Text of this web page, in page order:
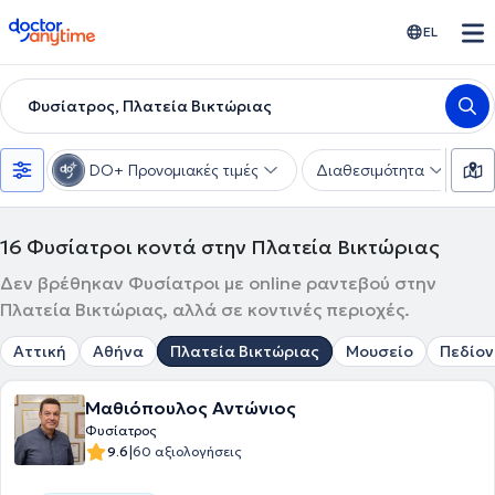
doctoranytime EL
Φυσίατρος, Πλατεία Βικτώριας
DO+ Προνομιακές τιμές Διαθεσιμότητα
16 Φυσίατροι κοντά στην Πλατεία Βικτώριας
Δεν βρέθηκαν Φυσίατροι με online ραντεβού στην
Πλατεία Βικτώριας, αλλά σε κοντινές περιοχές.
Αττική Αθήνα Πλατεία Βικτώριας Μουσείο
Μαθιόπουλος Αντώνιος
Φυσίατρος
9.6|60 αξιολογήσεις